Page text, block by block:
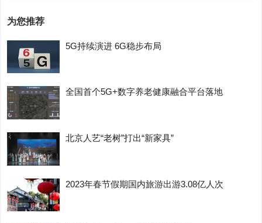
为您推荐
5G持续演进 6G稳步布局
全国首个5G+数字养老健康融合平台落地
北京人艺“老树”打出“新家具”
2023年春节假期国内旅游出游3.08亿人次